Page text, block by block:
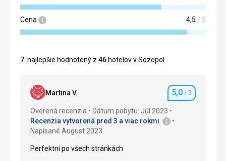
Cena 4,5 / 5
7 . najlepšie hodnotený z 46 hotelov v Sozopol
Martina V. Hodnotenie
5,0 / 5
Overená recenzia
Dátum pobytu: Júl 2023
Recenzia vytvorená pred 3 a viac rokmi
Napísané August 2023
Perfektní po všech stránkách